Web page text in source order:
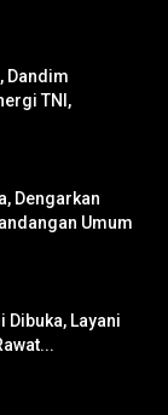
Dandim
TNI,
Dengarkan
Umum
Dibuka, Layani